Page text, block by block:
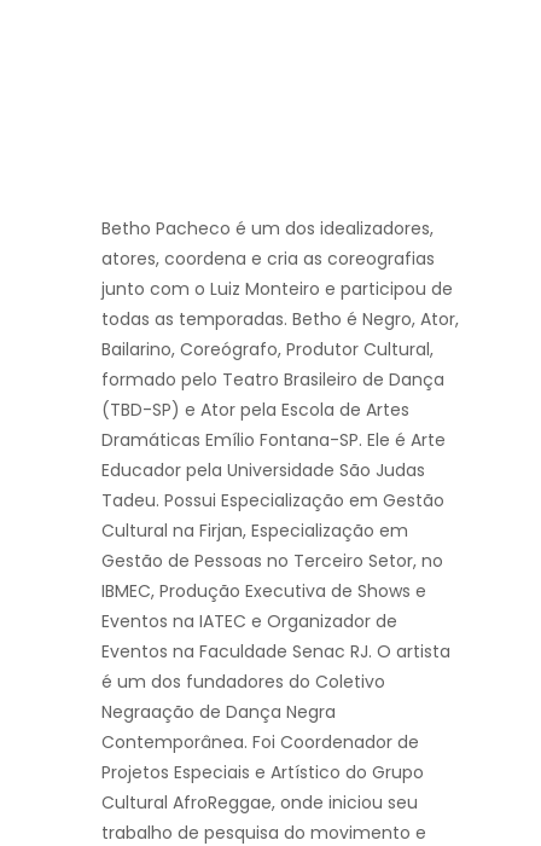
Betho Pacheco é um dos idealizadores,
atores, coordena e cria as coreografias
junto com o Luiz Monteiro e participou de
todas as temporadas. Betho é Negro, Ator,
Bailarino, Coreógrafo, Produtor Cultural,
formado pelo Teatro Brasileiro de Dança
(TBD-SP) e Ator pela Escola de Artes
Dramáticas Emílio Fontana-SP. Ele é Arte
Educador pela Universidade São Judas
Tadeu. Possui Especialização em Gestão
Cultural na Firjan, Especialização em
Gestão de Pessoas no Terceiro Setor, no
IBMEC, Produção Executiva de Shows e
Eventos na IATEC e Organizador de
Eventos na Faculdade Senac RJ. O artista
é um dos fundadores do Coletivo
Negraação de Dança Negra
Contemporânea. Foi Coordenador de
Projetos Especiais e Artístico do Grupo
Cultural AfroReggae, onde iniciou seu
trabalho de pesquisa do movimento e